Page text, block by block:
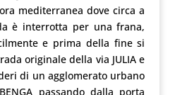
mediterranea dove circa a
è interrotta per una frana,
e prima della fine si
originale della via JULIA e
di un agglomerato urbano
passando dalla porta